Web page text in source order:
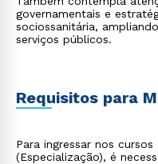
governamentais e
sociossanitária,
serviços públicos.
Requisitos para
Para ingressar nos
(Especialização), é